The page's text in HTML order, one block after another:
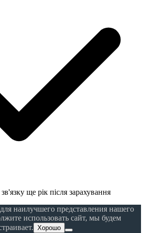
ще рік після зарахування
наилучшего представления нашего
использовать сайт, мы будем
Хорошо